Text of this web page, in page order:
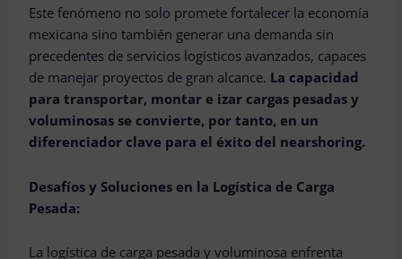
Este fenómeno no solo promete fortalecer la economía
mexicana sino también generar una demanda sin
precedentes de servicios logísticos avanzados, capaces
de manejar proyectos de gran alcance. La capacidad
para transportar, montar e izar cargas pesadas y
voluminosas se convierte, por tanto, en un
diferenciador clave para el éxito del nearshoring.
Desafíos y Soluciones en la Logística de Carga
Pesada:
La logística de carga pesada y voluminosa enfrenta